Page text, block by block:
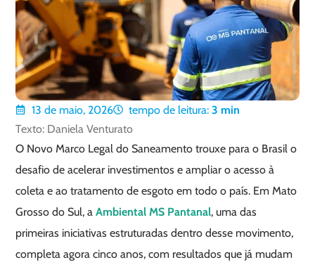
13 de maio, 2026 tempo de leitura: 3 min
Texto: Daniela Venturato
O Novo Marco Legal do Saneamento trouxe para o Brasil o
desafio de acelerar investimentos e ampliar o acesso à
coleta e ao tratamento de esgoto em todo o país. Em Mato
Grosso do Sul, aAmbiental MS Pantanal, uma das
primeiras iniciativas estruturadas dentro desse movimento,
completa agora cinco anos, com resultados que já mudam